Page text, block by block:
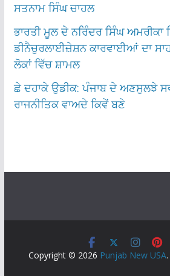
ਸਤਨਾਮ ਸਿੰਘ ਚਾਹਲ
ਭਾਰਤੀ ਮੂਲ ਦੇ ਨਰਿੰਦਰ ਸਿੰਘ ਅਮਰੀਕਾ
ਡੀਨੈਚੁਰਲਾਈਜ਼ੇਸ਼ਨ ਕਾਰਵਾਈਆਂ ਦਾ
ਲੋਕਾਂ ਵਿੱਚ ਸ਼ਾਮਲ
ਛੇ ਦਹਾਕੇ ਉਡੀਕ: ਪੰਜਾਬ ਦੇ ਅਣਸੁਲਝੇ
ਰਾਜਨੀਤਿਕ ਵਾਅਦੇ ਕਿਵੇਂ ਬਣੇ
Copyright © 2026 Punjab New USA